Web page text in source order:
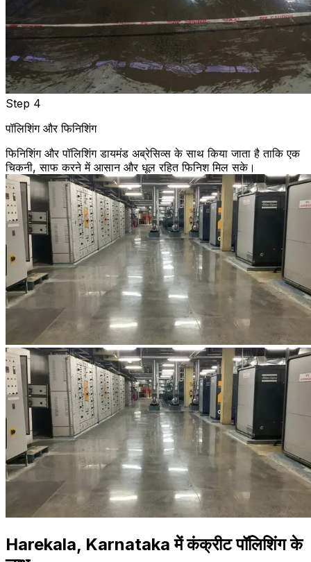
Step 4
पॉलिशिंग और फिनिशिंग
फिनिशिंग और पॉलिशिंग डायमंड अब्रेसिव्स के साथ किया जाता है ताकि एक
चिकनी, साफ करने में आसान और धूल रहित फिनिश मिल सके।
Harekala, Karnataka में कंक्रीट पॉलिशिंग के